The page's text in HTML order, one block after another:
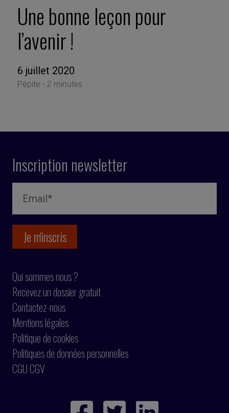
Une bonne leçon pour
l’avenir !
6 juillet 2020
Pépite - 2 minutes
Inscription newsletter
Qui sommes nous ?
Recevez un dossier gratuit
Contactez-nous
Mentions légales
Politique de cookies
Politiques de données personnelles
CGU CGV